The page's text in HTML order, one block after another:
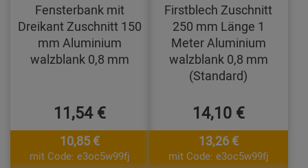
Fensterbank mit
Dreikant Zuschnitt 150
mm Aluminium
walzblank 0,8 mm
11,54 €
10,85 €
mit Code: e3oc5w99fj
Firstblech Zuschnitt
250 mm Länge 1
Meter Aluminium
walzblank 0,8 mm
(Standard)
14,10 €
13,26 €
mit Code: e3oc5w99fj